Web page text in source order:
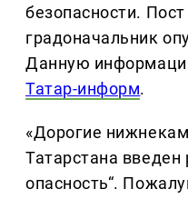
безопасности.
градоначальник
Данную
Татар-информ.
«Дорогие
Татарстана
опасность“.